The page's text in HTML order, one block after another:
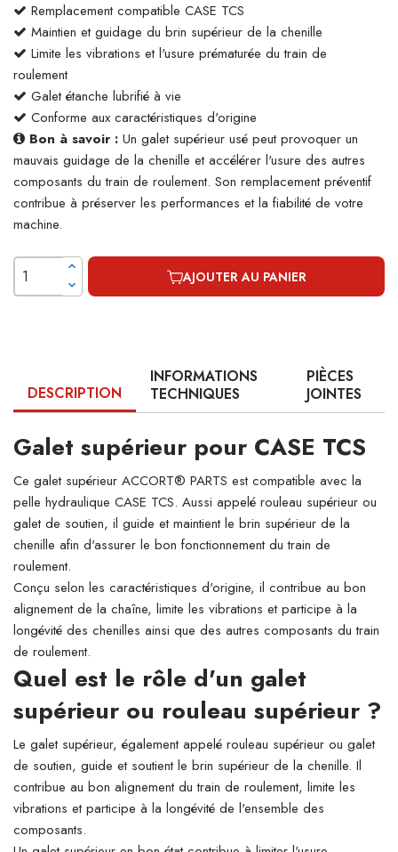
Remplacement compatible CASE TCS
Maintien et guidage du brin supérieur de la chenille
Limite les vibrations et l'usure prématurée du train de
roulement
Galet étanche lubrifié à vie
Conforme aux caractéristiques d'origine
Bon à savoir : Un galet supérieur usé peut provoquer un
mauvais guidage de la chenille et accélérer l'usure des autres
composants du train de roulement. Son remplacement préventif
contribue à préserver les performances et la fiabilité de votre
machine.
AJOUTER AU PANIER
DESCRIPTION
INFORMATIONS
TECHNIQUES
PIÈCES
JOINTES
Galet supérieur pour CASE TCS
Ce galet supérieur ACCORT® PARTS est compatible avec la
pelle hydraulique CASE TCS. Aussi appelé rouleau supérieur ou
galet de soutien, il guide et maintient le brin supérieur de la
chenille afin d'assurer le bon fonctionnement du train de
roulement.
Conçu selon les caractéristiques d'origine, il contribue au bon
alignement de la chaîne, limite les vibrations et participe à la
longévité des chenilles ainsi que des autres composants du train
de roulement.
Quel est le rôle d'un galet
supérieur ou rouleau supérieur ?
Le galet supérieur, également appelé rouleau supérieur ou galet
de soutien, guide et soutient le brin supérieur de la chenille. Il
contribue au bon alignement du train de roulement, limite les
vibrations et participe à la longévité de l'ensemble des
composants.